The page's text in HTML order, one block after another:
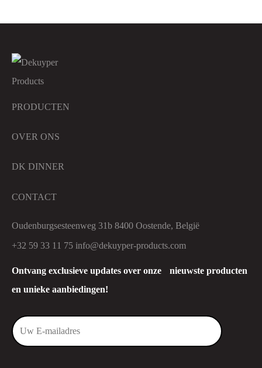
Ontvang exclusieve updates over onze nieuwste producten
en unieke aanbiedingen!
PRODUCTEN
OVER ONS
DK DINNER
CONTACT
Oudenburgsesteenweg 31b 8400 Oostende, België
+32 59 33 11 75 info@dekuyper-products.com